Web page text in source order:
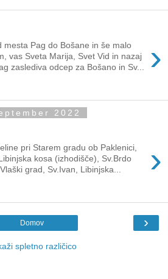
›
mesta Pag do Bošane in še malo
vas Sveta Marija, Svet Vid in nazaj
zaslediva odcep za Bošano in Sv...
2022
›
pri Starem gradu ob Paklenici,
kosa (izhodišče), Sv.Brdo
grad, Sv.Ivan, Libinjska...
›
Domov
spletno različico